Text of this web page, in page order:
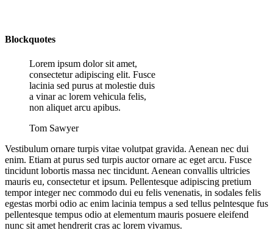
Blockquotes
Lorem ipsum dolor sit amet,
consectetur adipiscing elit. Fusce
lacinia sed purus at molestie duis
a vinar ac lorem vehicula felis,
non aliquet arcu apibus.
Tom Sawyer
Vestibulum ornare turpis vitae volutpat gravida. Aenean nec dui
enim. Etiam at purus sed turpis auctor ornare ac eget arcu. Fusce
tincidunt lobortis massa nec tincidunt. Aenean convallis ultricies
mauris eu, consectetur et ipsum. Pellentesque adipiscing pretium
tempor integer nec commodo dui eu felis venenatis, in sodales felis
egestas morbi odio ac enim lacinia tempus a sed tellus pelntesque fus
pellentesque tempus odio at elementum mauris posuere eleifend
nunc sit amet hendrerit cras ac lorem vivamus.